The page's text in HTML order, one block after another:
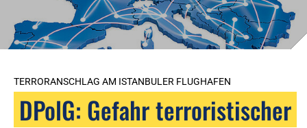
TERRORANSCHLAG AM ISTANBULER FLUGHAFEN
DPolG: Gefahr terroristischer